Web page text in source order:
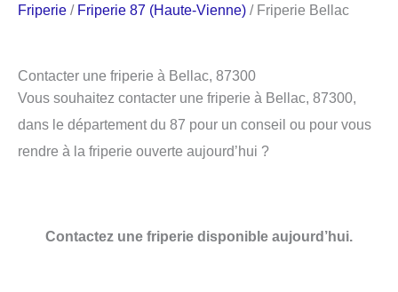
Friperie / Friperie 87 (Haute-Vienne) / Friperie Bellac
Contacter une friperie à Bellac, 87300
Vous souhaitez contacter une friperie à Bellac, 87300,
dans le département du 87 pour un conseil ou pour vous
rendre à la friperie ouverte aujourd’hui ?
Contactez une friperie disponible aujourd’hui.